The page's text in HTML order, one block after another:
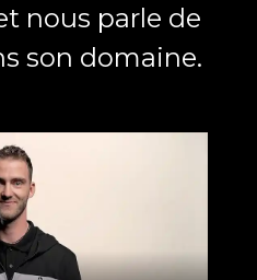
nous parle de
son domaine.